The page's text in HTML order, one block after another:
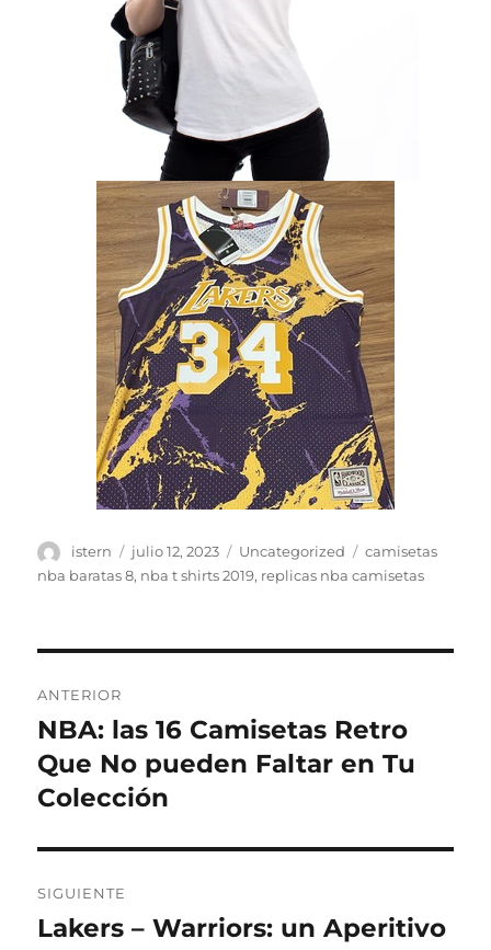
Autor
istern
Publicado
el
julio 12, 2023 Categorías
Uncategorized Etiquetas
camisetas
nba baratas 8, nba t shirts 2019, replicas nba camisetas
de
entradas
ANTERIOR
Entrada
anterior:
NBA: las 16 Camisetas Retro
Que No pueden Faltar en Tu
Colección
SIGUIENTE
Entrada
Lakers – Warriors: un Aperitivo